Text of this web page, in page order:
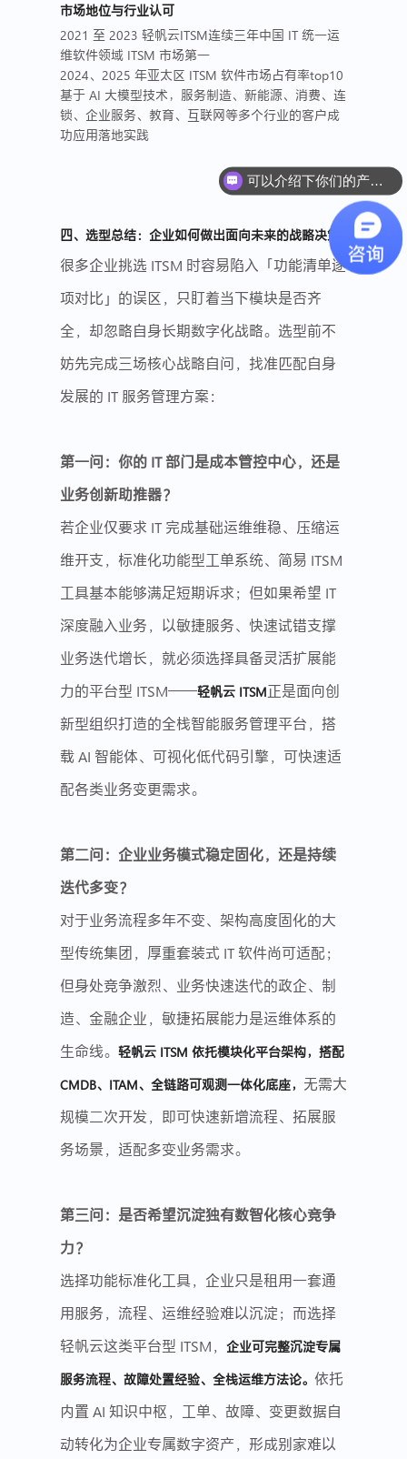
市场地位与行业认可
2021 至 2023 轻帆云ITSM连续三年中国 IT 统一运
维软件领域 ITSM 市场第一
2024、2025 年亚太区 ITSM 软件市场占有率top10
基于 AI 大模型技术，服务制造、新能源、消费、连
锁、企业服务、教育、互联网等多个行业的客户成
功应用落地实践
四、选型总结：企业如何做出面向未来的战略决策
很多企业挑选 ITSM 时容易陷入「功能清单逐
项对比」的误区，只盯着当下模块是否齐
全，却忽略自身长期数字化战略。选型前不
妨先完成三场核心战略自问，找准匹配自身
发展的 IT 服务管理方案：
第一问：你的 IT 部门是成本管控中心，还是
业务创新助推器？
若企业仅要求 IT 完成基础运维维稳、压缩运
维开支，标准化功能型工单系统、简易 ITSM
工具基本能够满足短期诉求；但如果希望 IT
深度融入业务，以敏捷服务、快速试错支撑
业务迭代增长，就必须选择具备灵活扩展能
力的平台型 ITSM——轻帆云 ITSM正是面向创
新型组织打造的全栈智能服务管理平台，搭
载 AI 智能体、可视化低代码引擎，可快速适
配各类业务变更需求。
第二问：企业业务模式稳定固化，还是持续
迭代多变？
对于业务流程多年不变、架构高度固化的大
型传统集团，厚重套装式 IT 软件尚可适配；
但身处竞争激烈、业务快速迭代的政企、制
造、金融企业，敏捷拓展能力是运维体系的
生命线。 轻帆云 ITSM 依托模块化平台架构，搭配
CMDB、ITAM、全链路可观测一体化底座， 无需大
规模二次开发，即可快速新增流程、拓展服
务场景，适配多变业务需求。
第三问：是否希望沉淀独有数智化核心竞争
力？
选择功能标准化工具，企业只是租用一套通
用服务，流程、运维经验难以沉淀；而选择
轻帆云这类平台型 ITSM， 企业可完整沉淀专属
服务流程、故障处置经验、全栈运维方法论。 依托
内置 AI 知识中枢，工单、故障、变更数据自
动转化为企业专属数字资产，形成别家难以
可以介绍下你们的产品么？
如何咨询运维产品需求？